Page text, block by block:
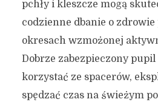
pchły i kleszcze mogą
codzienne dbanie o zdrowie
okresach wzmożonej
Dobrze zabezpieczony
korzystać ze spacerów,
spędzać czas na świeżym